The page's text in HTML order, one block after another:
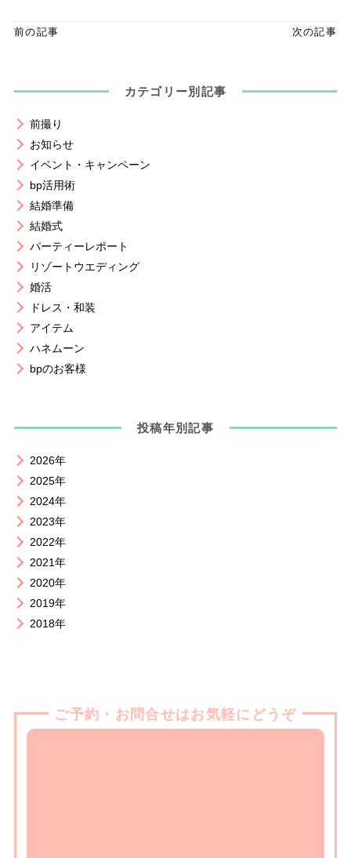
前の記事 次の記事
カテゴリー別記事
前撮り
お知らせ
イベント・キャンペーン
bp活用術
結婚準備
結婚式
パーティーレポート
リゾートウエディング
婚活
ドレス・和装
アイテム
ハネムーン
bpのお客様
投稿年別記事
2026年
2025年
2024年
2023年
2022年
2021年
2020年
2019年
2018年
ご予約・お問合せはお気軽にどうぞ